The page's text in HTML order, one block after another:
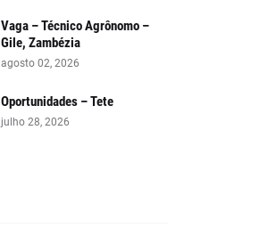
Vaga – Técnico Agrônomo –
Gile, Zambézia
agosto 02, 2026
Oportunidades – Tete
julho 28, 2026